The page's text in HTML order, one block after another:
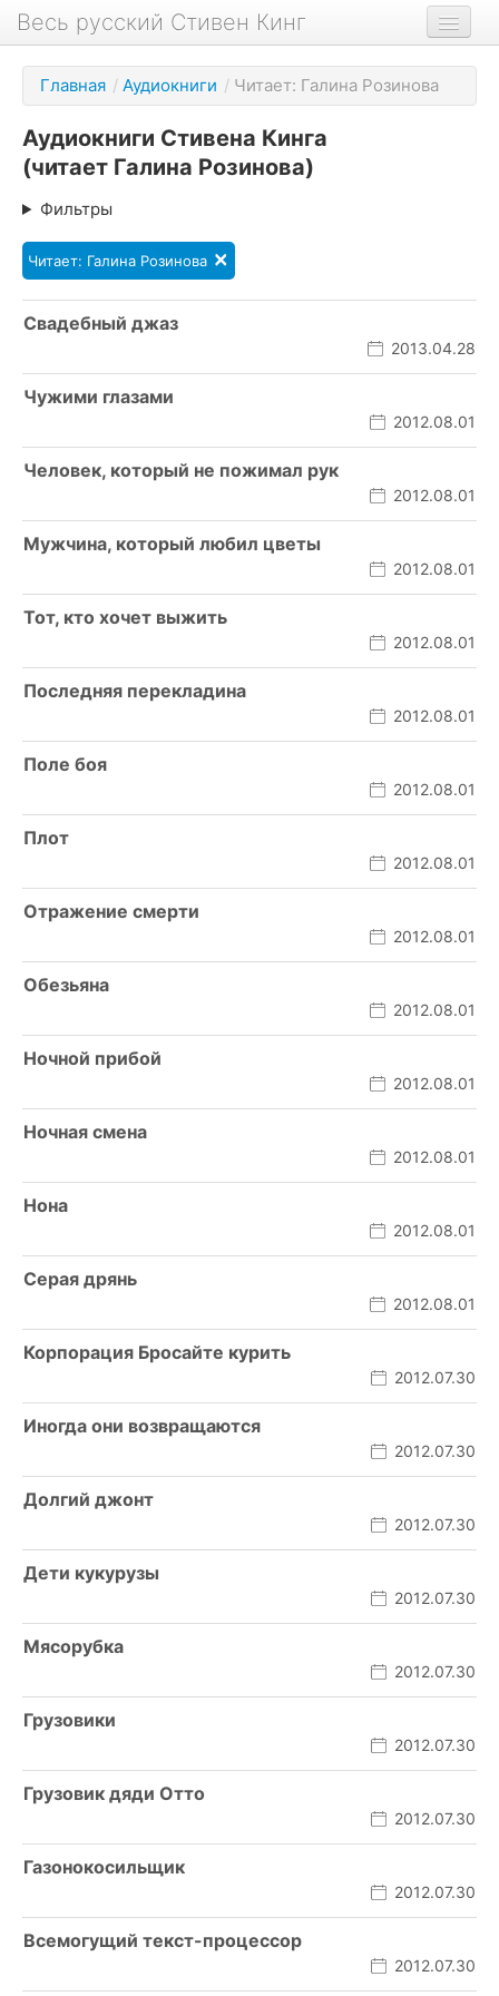
Весь русский Стивен Кинг
Книги
Фильмы
Аудиокниги
Биография
О проекте
Главная / Аудиокниги / Читает: Галина Розинова
Аудиокниги Стивена Кинга
(читает Галина Розинова)
Фильтры
Читает: Галина Розинова ×
Свадебный джаз
2013.04.28
Чужими глазами
2012.08.01
Человек, который не пожимал рук
2012.08.01
Мужчина, который любил цветы
2012.08.01
Тот, кто хочет выжить
2012.08.01
Последняя перекладина
2012.08.01
Поле боя
2012.08.01
Плот
2012.08.01
Отражение смерти
2012.08.01
Обезьяна
2012.08.01
Ночной прибой
2012.08.01
Ночная смена
2012.08.01
Нона
2012.08.01
Серая дрянь
2012.08.01
Корпорация Бросайте курить
2012.07.30
Иногда они возвращаются
2012.07.30
Долгий джонт
2012.07.30
Дети кукурузы
2012.07.30
Мясорубка
2012.07.30
Грузовики
2012.07.30
Грузовик дяди Отто
2012.07.30
Газонокосильщик
2012.07.30
Всемогущий текст-процессор
2012.07.30